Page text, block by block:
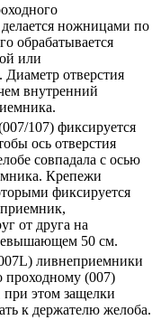
ножницами по
обрабатывается
или
отверстия
внутренний
107) фиксируется
ось отверстия
совпадала с осью
Крепежи
фиксируется
от друга на
50 см.
ливнеприемники
проходному (007)
этом защелки
к держателю желоба.